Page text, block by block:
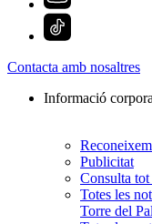
Contacta amb nosaltres
Informació
Publicitat
Consulta
Totes les
Torre del